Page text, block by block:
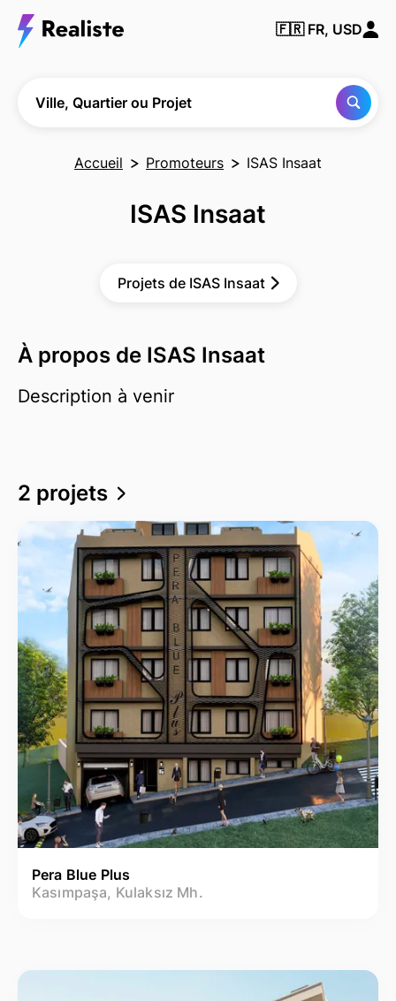
🇫🇷 FR, USD
Ville, Quartier ou Projet
Accueil Promoteurs ISAS Insaat
ISAS Insaat
Projets de ISAS Insaat
À propos de ISAS Insaat
Description à venir
2 projets
Pera Blue Plus
Kasımpaşa, Kulaksız Mh.